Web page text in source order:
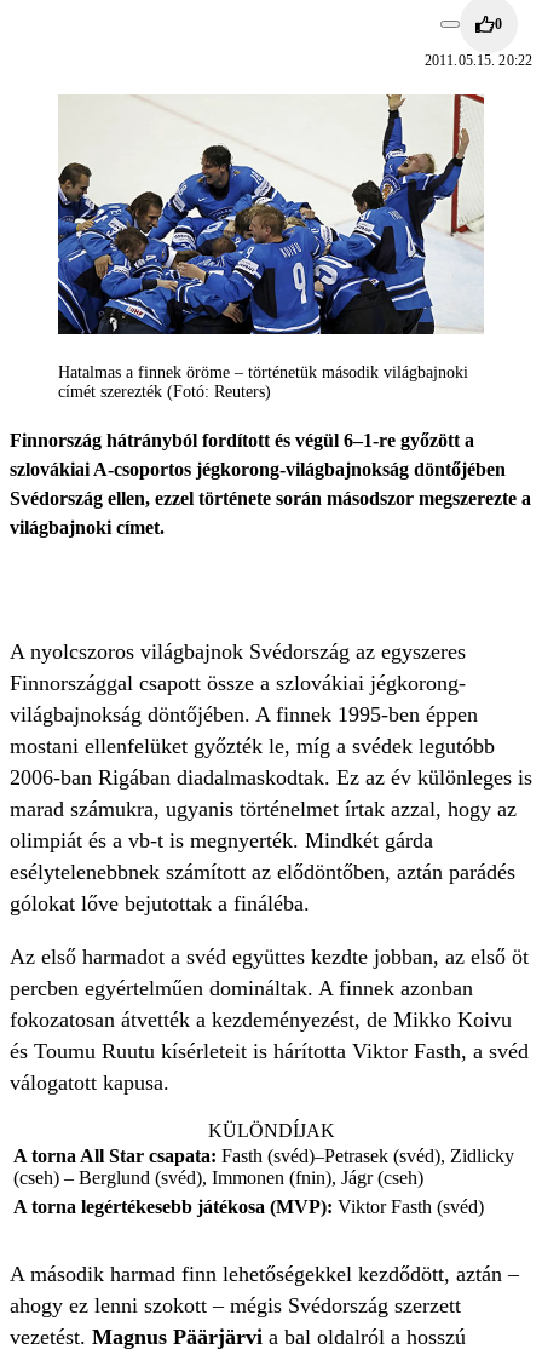
0
2011.05.15. 20:22
Hatalmas a finnek öröme – történetük második világbajnoki
címét szerezték (Fotó: Reuters)
Finnország hátrányból fordított és végül 6–1-re győzött a
szlovákiai A-csoportos jégkorong-világbajnokság döntőjében
Svédország ellen, ezzel története során másodszor megszerezte a
világbajnoki címet.
A nyolcszoros világbajnok Svédország az egyszeres
Finnországgal csapott össze a szlovákiai jégkorong-
világbajnokság döntőjében. A finnek 1995-ben éppen
mostani ellenfelüket győzték le, míg a svédek legutóbb
2006-ban Rigában diadalmaskodtak. Ez az év különleges is
marad számukra, ugyanis történelmet írtak azzal, hogy az
olimpiát és a vb-t is megnyerték. Mindkét gárda
esélytelenebbnek számított az elődöntőben, aztán parádés
gólokat lőve bejutottak a fináléba.
Az első harmadot a svéd együttes kezdte jobban, az első öt
percben egyértelműen domináltak. A finnek azonban
fokozatosan átvették a kezdeményezést, de Mikko Koivu
és Toumu Ruutu kísérleteit is hárította Viktor Fasth, a svéd
válogatott kapusa.
KÜLÖNDÍJAK
A torna All Star csapata: Fasth (svéd)–Petrasek (svéd), Zidlicky
(cseh) – Berglund (svéd), Immonen (fnin), Jágr (cseh)
A torna legértékesebb játékosa (MVP): Viktor Fasth (svéd)
A második harmad finn lehetőségekkel kezdődött, aztán –
ahogy ez lenni szokott – mégis Svédország szerzett
vezetést. Magnus Päärjärvi a bal oldalról a hosszú